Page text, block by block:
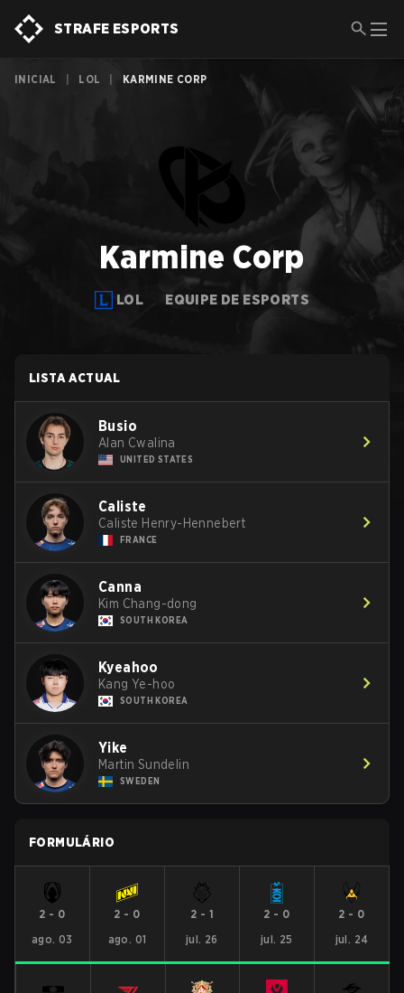
STRAFE ESPORTS
INICIAL LOL KARMINE CORP
Karmine Corp
LOL EQUIPE DE ESPORTS
LISTA ACTUAL
Busio
Alan Cwalina
UNITED STATES
Caliste
Caliste Henry-Hennebert
FRANCE
Canna
Kim Chang-dong
SOUTH KOREA
Kyeahoo
Kang Ye-hoo
SOUTH KOREA
Yike
Martin Sundelin
SWEDEN
FORMULÁRIO
2 - 0
ago. 03
2 - 0
ago. 01
2 - 1
jul. 26
2 - 0
jul. 25
2 - 0
jul. 24